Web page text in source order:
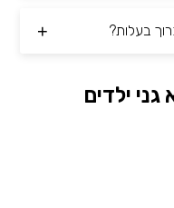
בעלות?
ילדים